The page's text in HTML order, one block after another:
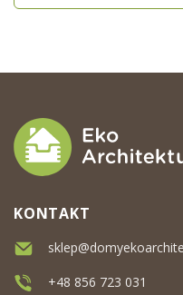
KONTAKT
+48 856 723 031